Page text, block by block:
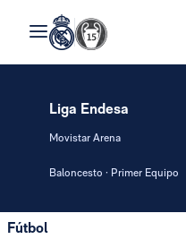
Liga Endesa
Movistar Arena
Baloncesto · Primer Equipo
Fútbol